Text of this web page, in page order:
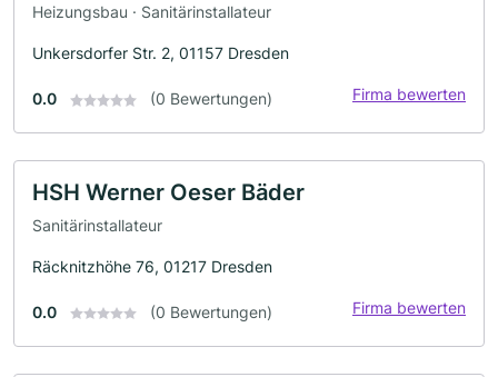
Heizungsbau · Sanitärinstallateur
Unkersdorfer Str. 2, 01157 Dresden
0.0 (0 Bewertungen) Firma bewerten
HSH Werner Oeser Bäder
Sanitärinstallateur
Räcknitzhöhe 76, 01217 Dresden
0.0 (0 Bewertungen) Firma bewerten